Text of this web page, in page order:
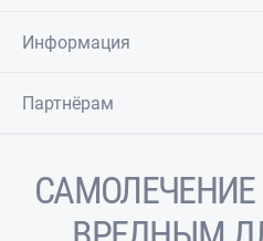
Информация
Партнёрам